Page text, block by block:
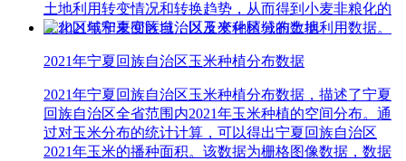
土地利用转变情况和转换趋势，从而得到小麦非粮化的
变化区域和未变区域，以及变化区域的土地利用数据。
2021年宁夏回族自治区玉米种植分布数据
2021年宁夏回族自治区玉米种植分布数据，描述了宁夏
回族自治区全省范围内2021年玉米种植的空间分布。通
过对玉米分布的统计计算，可以得出宁夏回族自治区
2021年玉米的播种面积。该数据为栅格图像数据，数据